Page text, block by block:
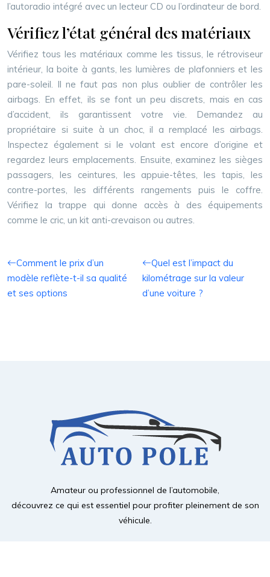
l’autoradio intégré avec un lecteur CD ou l’ordinateur de bord.
Vérifiez l’état général des matériaux
Vérifiez tous les matériaux comme les tissus, le rétroviseur
intérieur, la boite à gants, les lumières de plafonniers et les
pare-soleil. Il ne faut pas non plus oublier de contrôler les
airbags. En effet, ils se font un peu discrets, mais en cas
d’accident, ils garantissent votre vie. Demandez au
propriétaire si suite à un choc, il a remplacé les airbags.
Inspectez également si le volant est encore d’origine et
regardez leurs emplacements. Ensuite, examinez les sièges
passagers, les ceintures, les appuie-têtes, les tapis, les
contre-portes, les différents rangements puis le coffre.
Vérifiez la trappe qui donne accès à des équipements
comme le cric, un kit anti-crevaison ou autres.
Comment le prix d’un
modèle reflète-t-il sa qualité
et ses options
Quel est l’impact du
kilométrage sur la valeur
d’une voiture ?
Amateur ou professionnel de l’automobile,
découvrez ce qui est essentiel pour profiter pleinement de son
véhicule.